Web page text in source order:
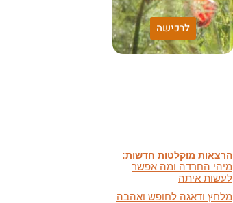
לרכישההאמונה שלי:
שונות היא שפע של אפשרויות,
לעשות איתה
מלחץ ודאגה לחופש ואהבה
ועוד